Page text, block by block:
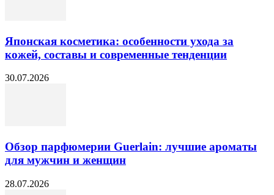
Японская косметика: особенности ухода за
кожей, составы и современные тенденции
30.07.2026
Обзор парфюмерии Guerlain: лучшие ароматы
для мужчин и женщин
28.07.2026